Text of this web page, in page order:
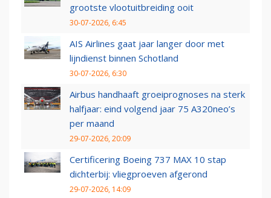
grootste vlootuitbreiding ooit
30-07-2026, 6:45
AIS Airlines gaat jaar langer door met
lijndienst binnen Schotland
30-07-2026, 6:30
Airbus handhaaft groeiprognoses na sterk
halfjaar: eind volgend jaar 75 A320neo’s
per maand
29-07-2026, 20:09
Certificering Boeing 737 MAX 10 stap
dichterbij: vliegproeven afgerond
29-07-2026, 14:09